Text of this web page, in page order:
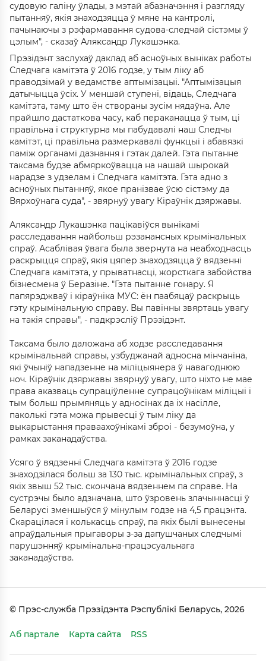
судовую галіну ўлады, з мэтай абазначэння і разгляду
пытанняў, якія знаходзяцца ў мяне на кантролі,
пачынаючы з рэфармавання судова-следчай сістэмы ў
цэлым", - сказаў Аляксандр Лукашэнка.
Прэзідэнт заслухаў даклад аб асноўных выніках работы
Следчага камітэта ў 2016 годзе, у тым ліку аб
праводзімай у ведамстве аптымізацыі. "Аптымізацыя
датычыцца ўсіх. У меншай ступені, відаць, Следчага
камітэта, таму што ён створаны зусім нядаўна. Але
прайшло дастаткова часу, каб пераканацца ў тым, ці
правільна і структурна мы пабудавалі наш Следчы
камітэт, ці правільна размеркавалі функцыі і абавязкі
паміж органамі дазнання і гэтак далей. Гэта пытанне
таксама будзе абмяркоўвацца на нашай шырокай
нарадзе з удзелам і Следчага камітэта. Гэта адно з
асноўных пытанняў, якое пранізвае ўсю сістэму да
Вярхоўнага суда", - звярнуў увагу Кіраўнік дзяржавы.
Аляксандр Лукашэнка пацікавіўся вынікамі
расследавання найбольш рэзанансных крымінальных
спраў. Асаблівая ўвага была звернута на неабходнасць
раскрыцця спраў, якія цяпер знаходзяцца ў вядзенні
Следчага камітэта, у прыватнасці, жорсткага забойства
бізнесмена ў Беразіне. "Гэта пытанне гонару. Я
папярэджваў і кіраўніка МУС: ён паабяцаў раскрыць
гэту крымінальную справу. Вы павінны звяртаць увагу
на такія справы", - падкрэсліў Прэзідэнт.
Таксама было даложана аб ходзе расследавання
крымінальнай справы, узбуджанай адносна мінчаніна,
які ўчыніў нападзенне на міліцыянера ў навагоднюю
ноч. Кіраўнік дзяржавы звярнуў увагу, што ніхто не мае
права аказваць супраціўленне супрацоўнікам міліцыі і
тым больш прымяняць у адносінах да іх насілле,
паколькі гэта можа прывесці ў тым ліку да
выкарыстання праваахоўнікамі зброі - безумоўна, у
рамках заканадаўства.
Усяго ў вядзенні Следчага камітэта ў 2016 годзе
знаходзілася больш за 130 тыс. крымінальных спраў, з
якіх звыш 52 тыс. скончана вядзеннем па справе. На
сустрэчы было адзначана, што ўзровень злачыннасці ў
Беларусі зменшыўся ў мінулым годзе на 4,5 працэнта.
Скарацілася і колькасць спраў, па якіх былі вынесены
апраўдальныя прыгаворы з-за дапушчаных следчымі
парушэнняў крымінальна-працэсуальнага
заканадаўства.
© Прэс-служба Прэзідэнта Рэспублікі Беларусь, 2026
Аб партале Карта сайта RSS